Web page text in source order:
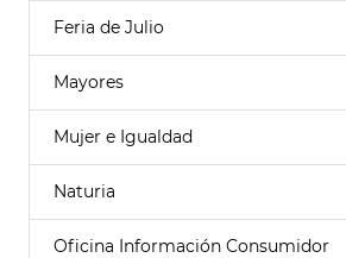
Feria de Julio
Mayores
Mujer e Igualdad
Naturia
Oficina Información Consumidor